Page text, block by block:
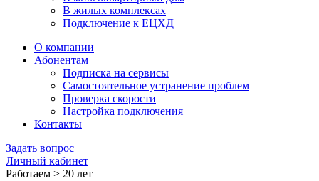
В жилых комплексах
Подключение к ЕЦХД
О компании
Абонентам
Подписка на сервисы
Самостоятельное устранение проблем
Проверка скорости
Настройка подключения
Контакты
Задать вопрос
Личный кабинет
Работаем > 20 лет